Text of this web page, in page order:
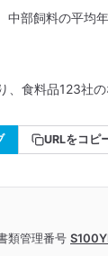
部飼料の平均
食料品123社の
URLをコピ
類管理番号